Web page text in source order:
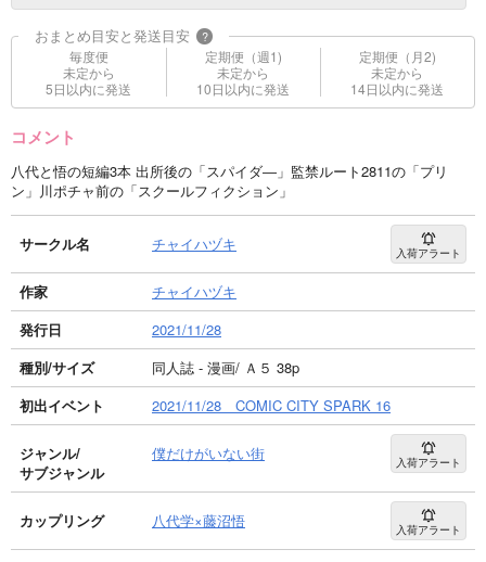
おまとめ目安と発送目安 ?
毎度便
未定から
5日以内に発送
定期便（週1)
未定から
10日以内に発送
定期便（月2)
未定から
14日以内に発送
コメント
八代と悟の短編3本 出所後の「スパイダ―」監禁ルート2811の「プリ
ン」川ポチャ前の「スクールフィクション」
サークル名 チャイハヅキ 入荷アラート
作家
チャイハヅキ
発行日
2021/11/28
種別/サイズ
同人誌 - 漫画/ Ａ５ 38p
初出イベント
2021/11/28 COMIC CITY SPARK 16
ジャンル/
サブジャンル
僕だけがいない街 入荷アラート
カップリング 八代学×藤沼悟 入荷アラート